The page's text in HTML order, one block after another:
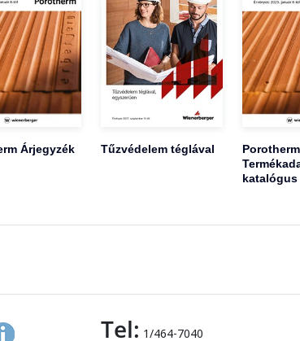
Árjegyzék Tűzvédelem téglával
Porotherm
katalógus
Tel: 1/464-7040